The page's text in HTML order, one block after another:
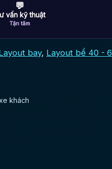
💬
vấn kỹ thuật
Tận tâm
bay, Layout bể 40 -
khách